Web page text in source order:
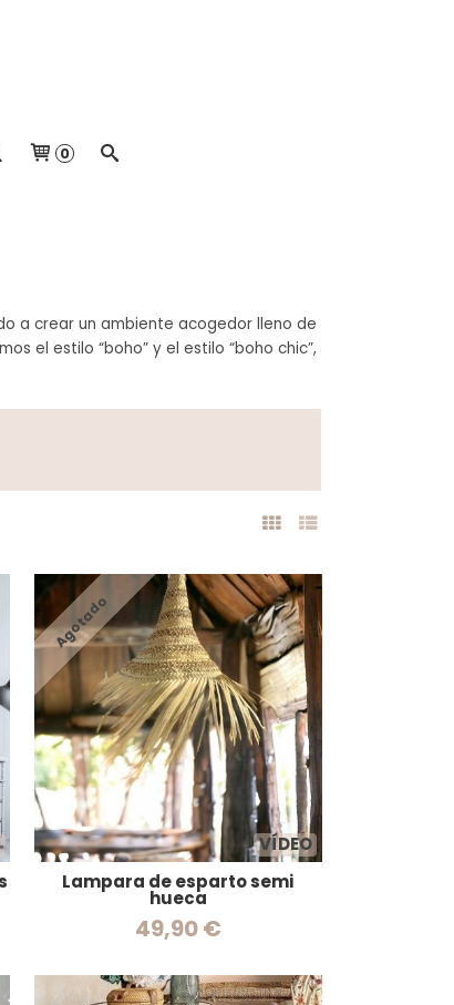
0
a crear un ambiente acogedor lleno de
el estilo “boho” y el estilo “boho chic”,
Agotado
VÍDEO
Lampara de esparto semi
hueca
49,90 €